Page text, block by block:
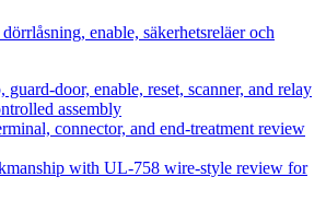
enable, säkerhetsreläer och
guard-door, enable, reset, scanner, and relay
assembly
connector, and end-treatment review
with UL-758 wire-style review for